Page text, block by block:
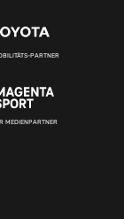
PARTNER
MEDIENPARTNER